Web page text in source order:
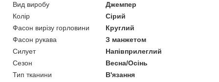
Вид виробу
Джемпер
Колір
Сірий
Фасон вирізу горловини
Круглий
Фасон рукава
З манжетом
Силует
Напівприлеглий
Сезон
Весна/Осінь
Тип тканини
В'язання